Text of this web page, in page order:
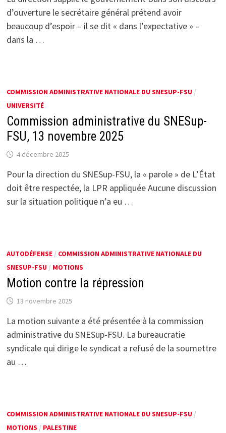
d’ouverture le secrétaire général prétend avoir
beaucoup d’espoir – il se dit « dans l’expectative » –
dans la …
COMMISSION ADMINISTRATIVE NATIONALE DU SNESUP-FSU/
UNIVERSITÉ
Commission administrative du SNESup-
FSU, 13 novembre 2025
4 décembre 2025
Pour la direction du SNESup-FSU, la « parole » de L’État
doit être respectée, la LPR appliquée Aucune discussion
sur la situation politique n’a eu …
AUTODÉFENSE/ COMMISSION ADMINISTRATIVE NATIONALE DU
SNESUP-FSU/ MOTIONS
Motion contre la répression
13 novembre 2025
La motion suivante a été présentée à la commission
administrative du SNESup-FSU. La bureaucratie
syndicale qui dirige le syndicat a refusé de la soumettre
au …
COMMISSION ADMINISTRATIVE NATIONALE DU SNESUP-FSU/
MOTIONS / PALESTINE